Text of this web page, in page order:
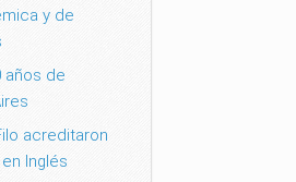
y de
años de
acreditaron
Inglés